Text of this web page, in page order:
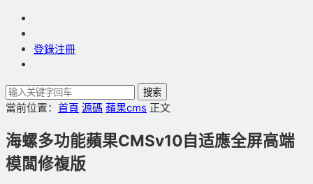
登錄注冊
搜索
當前位置： 首頁 源碼 蘋果cms 正文
海螺多功能蘋果CMSv10自适應全屏高端
模闆修複版